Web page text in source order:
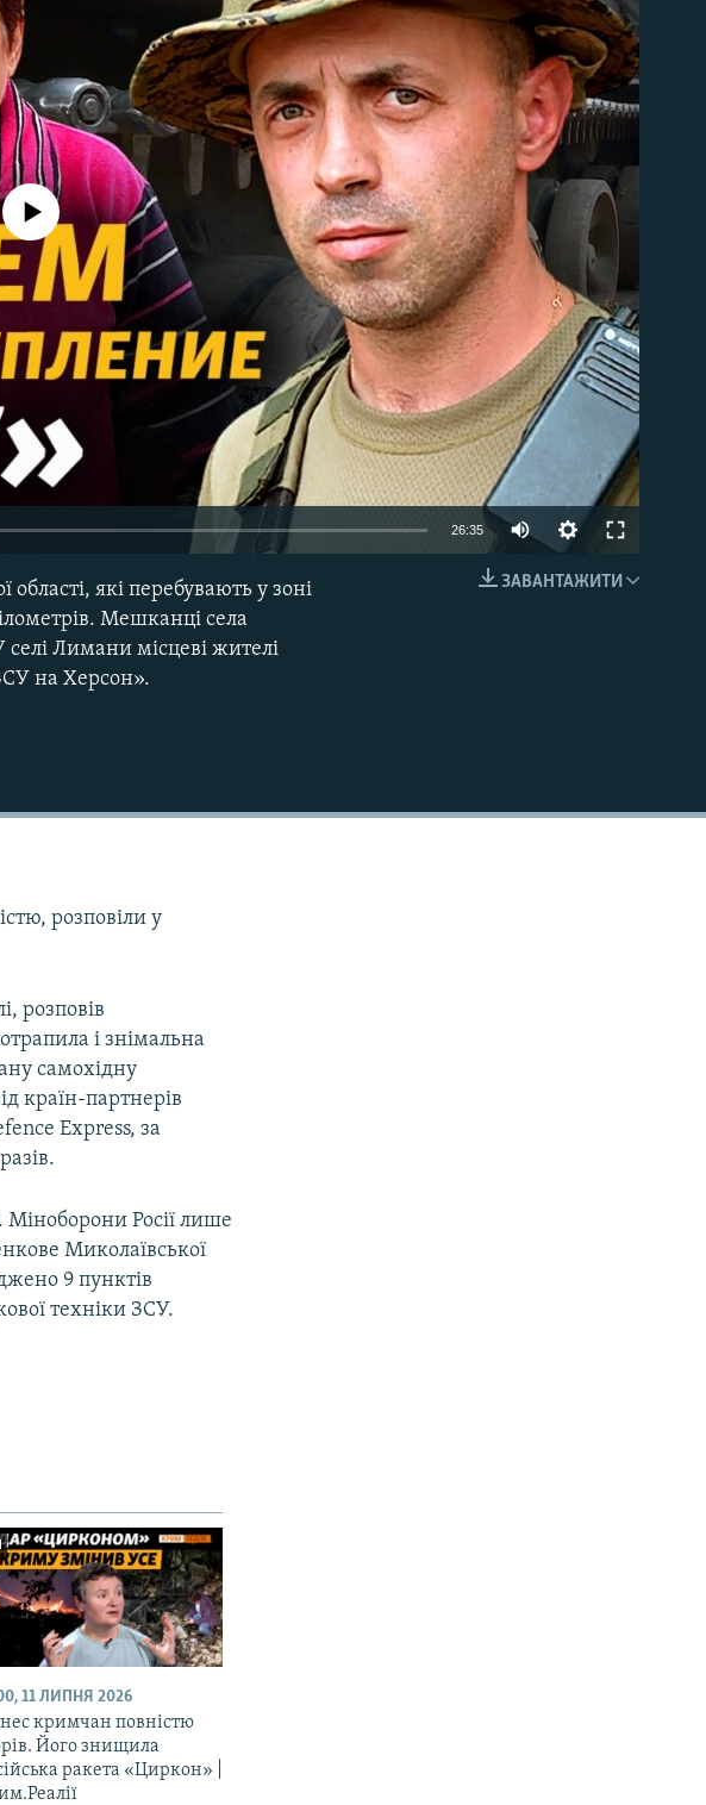
1080p
currently available
26:35
ЗАВАНТАЖИТИ
які перебувають у зоні
Мешканці села
Лимани місцеві жителі
на Херсон».
розповіли у
розповів
і знімальна
самохідну
країн-партнерів
Express, за
Міноборони Росії лише
Миколаївської
9 пунктів
техніки ЗСУ.
11 ЛИПНЯ 2026
кримчан повністю
Його знищила
ракета «Циркон» |